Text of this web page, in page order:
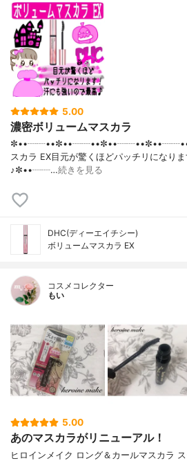
5.00
濃密ボリュームマスカラ
スカラ EX目元が驚くほどパッチリになり
♪✼••┈┈…続きを見る
DHC(ディーエイチシー)
ボリュームマスカラ EX
コスメコレクター
もい
5.00
あのマスカラがリニューアル！
ヒロインメイク ロング＆カールマスカラ